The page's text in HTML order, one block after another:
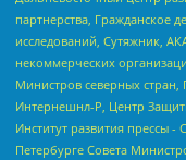
партнерства, Гражданское
исследований, Сутяжник,
некоммерческих
Министров северных стран,
Интернешнл-Р, Центр
Институт развития прессы
Петербурге Совета